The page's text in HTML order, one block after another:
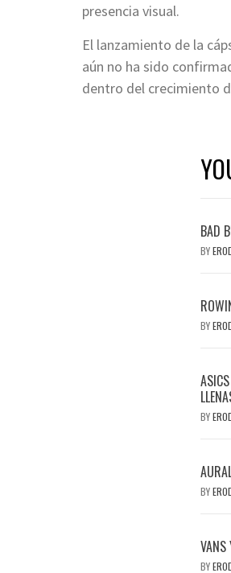
presencia visual.
El lanzamiento de la
aún no ha sido
dentro del crecimiento
BAD
BY
BY
BY
BY
VANS
BY